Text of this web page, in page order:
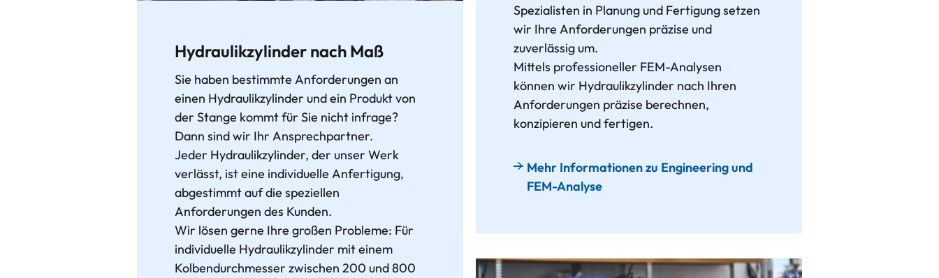
Hydraulikzylinder nach Maß
Sie haben bestimmte Anforderungen an
einen Hydraulikzylinder und ein Produkt von
der Stange kommt für Sie nicht infrage?
Dann sind wir Ihr Ansprechpartner.
Jeder Hydraulikzylinder, der unser Werk
verlässt, ist eine individuelle Anfertigung,
abgestimmt auf die speziellen
Anforderungen des Kunden.
Wir lösen gerne Ihre großen Probleme: Für
individuelle Hydraulikzylinder mit einem
Kolbendurchmesser zwischen 200 und 800
Spezialisten in Planung und Fertigung setzen
wir Ihre Anforderungen präzise und
zuverlässig um.
Mittels professioneller FEM-Analysen
können wir Hydraulikzylinder nach Ihren
Anforderungen präzise berechnen,
konzipieren und fertigen.
Mehr Informationen zu Engineering und
FEM-Analyse